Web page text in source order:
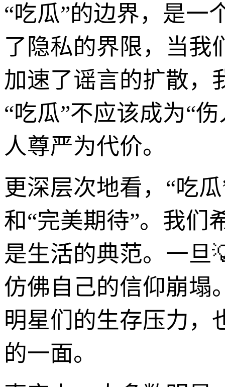
“吃瓜”的边界，是一
了隐私的界限，当我
加速了谣言的扩散，
“吃瓜”不应该成为“
人尊严为代价。
更深层次地看，“吃
和“完美期待”。我们
是生活的典范。一旦
仿佛自己的信仰崩塌
明星们的生存压力，
的一面。